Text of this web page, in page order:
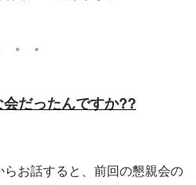
だったんですか??
お話すると、前回の懇親会の